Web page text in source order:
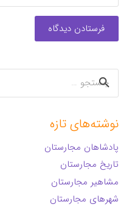
فرستادن دیدگاه
جستجو
برای:
نوشته‌های تازه
پادشاهان مجارستان
تاریخ مجارستان
مشاهیر مجارستان
شهرهای مجارستان